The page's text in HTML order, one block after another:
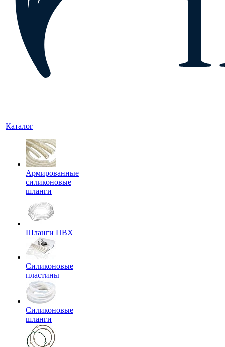
Каталог
Армированные
силиконовые
шланги
Шланги ПВХ
Силиконовые
пластины
Силиконовые
шланги